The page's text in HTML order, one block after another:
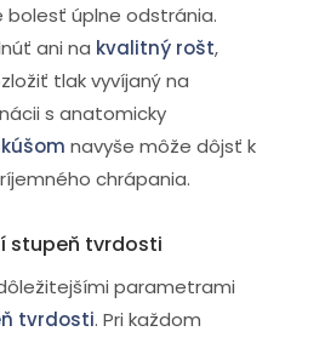
bolesť úplne odstránia.
ani na kvalitný rošt,
tlak vyvíjaný na
s anatomicky
navyše môže dôjsť k
chrápania.
stupeň tvrdosti
parametrami
tvrdosti. Pri každom